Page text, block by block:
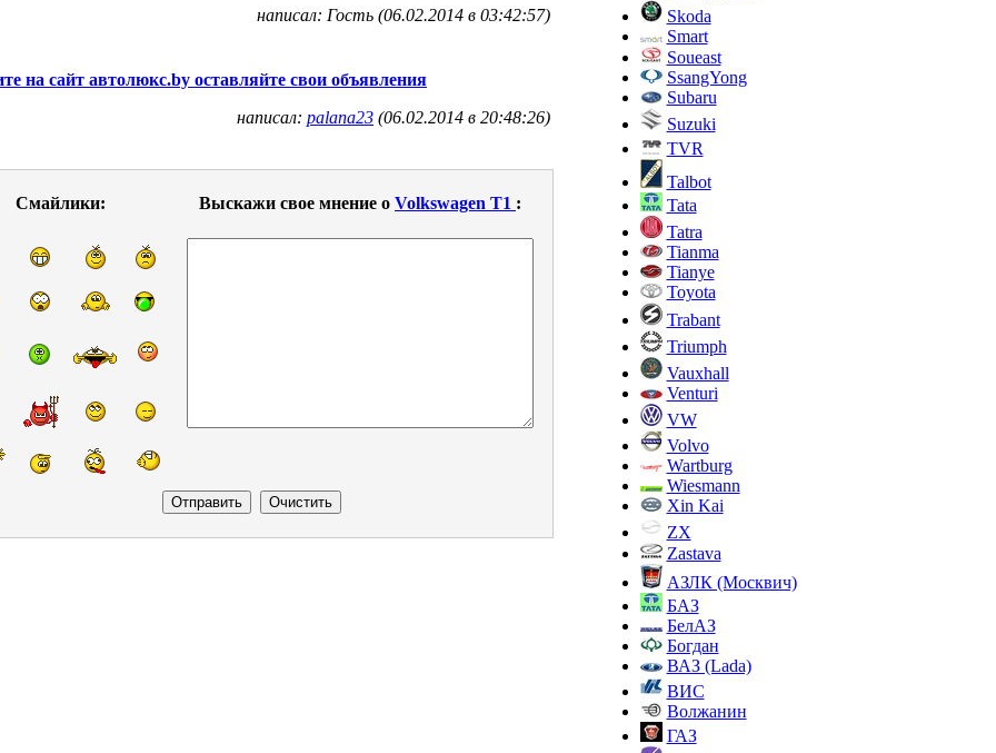
написал: Гость (06.02.2014 в 03:42:57)
на сайт автолюкс.by оставляйте свои объявления
написал: palana23 (06.02.2014 в 20:48:26)
Смайлики: Выскажи свое мнение о Volkswagen T1 :
Skoda
Smart
Soueast
SsangYong
Subaru
Suzuki
TVR
Talbot
Tata
Tatra
Tianma
Tianye
Toyota
Trabant
Triumph
Vauxhall
Venturi
VW
Volvo
Wartburg
Wiesmann
Xin Kai
ZX
Zastava
АЗЛК (Москвич)
БАЗ
БелАЗ
Богдан
ВАЗ (Lada)
ВИС
Волжанин
ГАЗ